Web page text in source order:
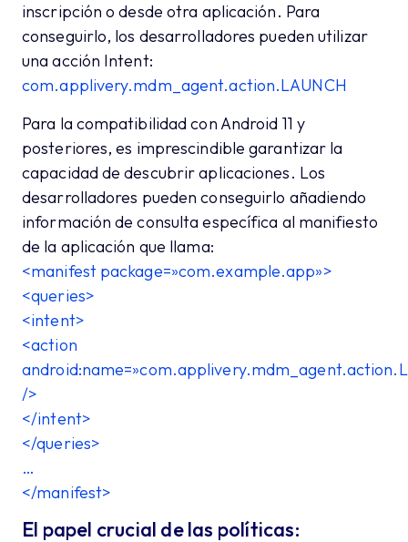
inscripción o desde otra aplicación. Para
conseguirlo, los desarrolladores pueden utilizar
una acción Intent:
com.applivery.mdm_agent.action.LAUNCH
Para la compatibilidad con Android 11 y
posteriores, es imprescindible garantizar la
capacidad de descubrir aplicaciones. Los
desarrolladores pueden conseguirlo añadiendo
información de consulta específica al manifiesto
de la aplicación que llama:
<manifest package=»com.example.app»>
<queries>
<intent>
<action
/>
</intent>
</queries>
…
</manifest>
El papel crucial de las políticas: